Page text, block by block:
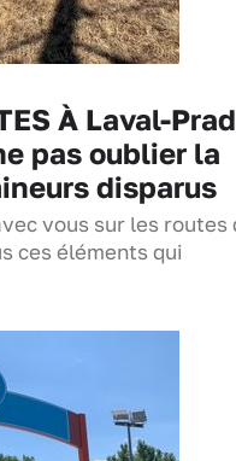
À Laval-
pas oublier la
disparus
vous sur les routes
ces éléments qui